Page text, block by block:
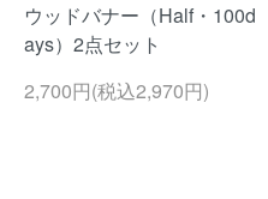
ウッドバナー（Half・100d
ays）2点セット
2,700円(税込2,970円)